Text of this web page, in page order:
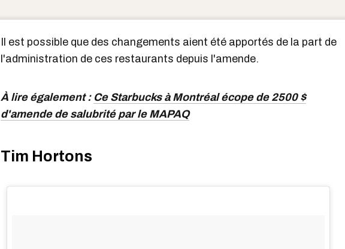
Il est possible que des changements aient été apportés de la part de
l'administration de ces restaurants depuis l'amende.
À lire également : Ce Starbucks à Montréal écope de 2500 $
d'amende de salubrité par le MAPAQ
Tim Hortons